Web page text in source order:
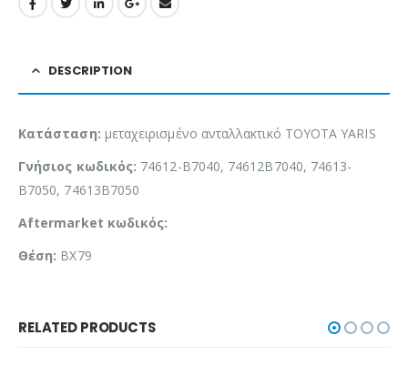
DESCRIPTION
Κατάσταση: μεταχειρισμένο ανταλλακτικό TOYOTA YARIS
Γνήσιος κωδικός: 74612-B7040, 74612B7040, 74613-
B7050, 74613B7050
Aftermarket κωδικός:
Θέση: BX79
RELATED PRODUCTS